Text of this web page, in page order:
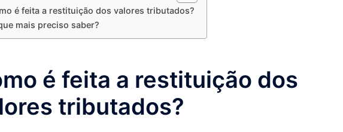
é feita a restituição dos valores tributados?
mais preciso saber?
é feita a restituição dos
tributados?